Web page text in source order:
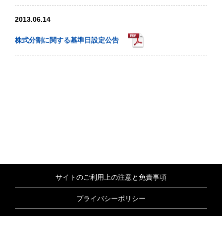
2013.06.14
株式分割に関する基準日設定公告
サイトのご利用上の注意と免責事項
プライバシーポリシー